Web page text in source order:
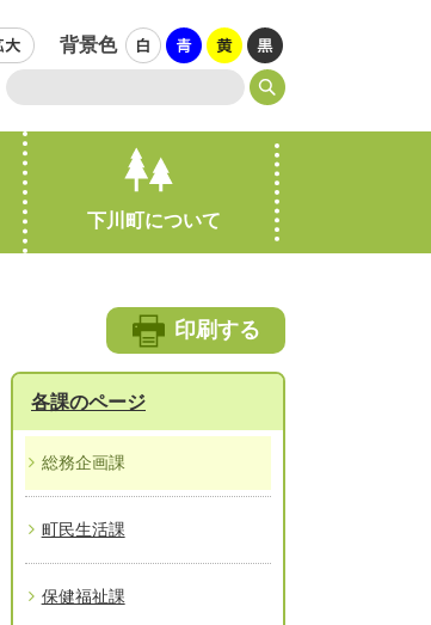
背景色
下川町について
印刷する
各課のページ
総務企画課
町民生活課
保健福祉課